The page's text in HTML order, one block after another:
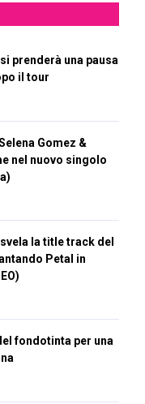
prenderà una pausa
il tour
Gomez &
nel nuovo singolo
la title track del
Petal in
fondotinta per una